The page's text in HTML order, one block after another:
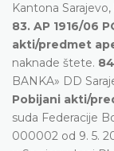
Kantona
83. AP 1916/06
akti/predmet
naknade štete.
BANKA» DD
Pobijani akti/
suda Federacije
000002 od 9. 5.